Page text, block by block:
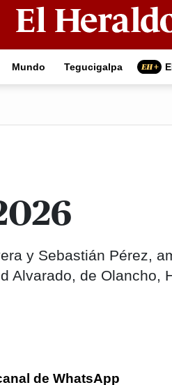
Mundo Tegucigalpa
y Sebastián Pérez,
Alvarado, de Olancho,
de WhatsApp